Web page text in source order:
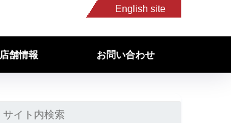
English site
店舗情報 お問い合わせ